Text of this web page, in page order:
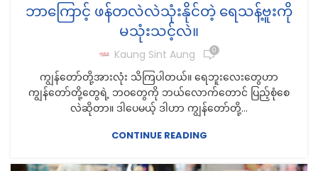
ဘာကြောင့် ဖန်တလဲလဲသုံးနိုင်တဲ့ ရေသန့်ဗူးကို
မသုံးသင့်လဲ။
Kaung Sint Aung 0
ကျွန်တော်တို့အားလုံး သိကြပါတယ်။ ရေဘူးလေးတွေဟာ
ကျွန်တော်တို့တွေရဲ့ ဘဝတွေကို ဘယ်လောက်တောင် ပြည့်စုံစေ
လဲဆိုတာ။ ဒါပေမယ့် ဒါဟာ ကျွန်တော်တို့...
CONTINUE READING